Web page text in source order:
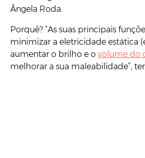
Ângela Roda.
Porquê? “As suas principais
minimizar a eletricidade estática
aumentar o brilho e o volume do
melhorar a sua maleabilidade”,